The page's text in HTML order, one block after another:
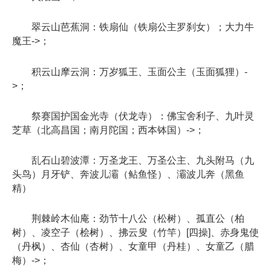
翠云山芭蕉洞：铁扇仙（铁扇公主罗刹女）；大力牛
魔王->；
积云山摩云洞：万岁狐王、玉面公主（玉面狐狸）-
>；
祭赛国护国金光寺（伏龙寺）：佛宝舍利子、九叶灵
芝草（北高昌国；南月陀国；西本钵国）->；
乱石山碧波潭：万圣龙王、万圣公主、九头附马（九
头鸟）月牙铲、奔波儿灞（鲇鱼怪）、灞波儿奔（黑鱼
精）
荆棘岭木仙庵：劲节十八公（松树）、孤直公（柏
树）、凌空子（桧树）、拂云叟（竹竿）[四操]、赤身鬼使
（丹枫）、杏仙（杏树）、女童甲（丹桂）、女童乙（腊
梅）->；